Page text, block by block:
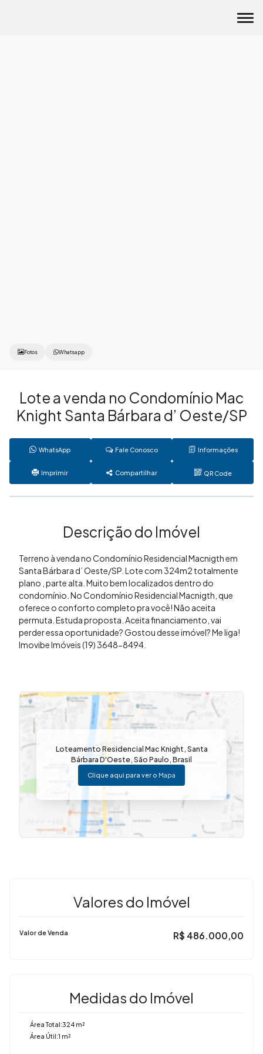
Fotos Whatsapp
Lote a venda no Condomínio Mac
Knight Santa Bárbara d’ Oeste/SP
WhatsApp Fale Conosco Informações
Imprimir Compartilhar QR Code
Descrição do Imóvel
Terreno à venda no Condomínio Residencial Macnigth em
Santa Bárbara d’ Oeste/SP. Lote com 324m2 totalmente
plano , parte alta. Muito bem localizados dentro do
condomínio. No Condomínio Residencial Macnigth, que
oferece o conforto completo pra você! Não aceita
permuta. Estuda proposta. Aceita financiamento, vai
perder essa oportunidade? Gostou desse imóvel? Me liga!
Imovibe Imóveis (19) 3648-8494.
Loteamento Residencial Mac Knight,Santa
Bárbara D'Oeste,São Paulo,Brasil
Clique aqui para ver o Mapa
Valores do Imóvel
R$ 486.000,00
Valor de Venda
Medidas do Imóvel
Área Total:324 m²
Área Útil:1 m²